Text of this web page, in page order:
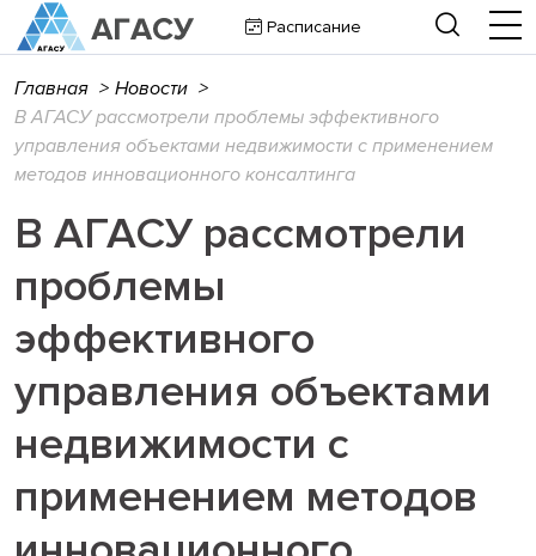
Расписание
Главная > Новости >
В АГАСУ рассмотрели проблемы эффективного
управления объектами недвижимости с применением
методов инновационного консалтинга
В АГАСУ рассмотрели
проблемы
эффективного
управления объектами
недвижимости с
применением методов